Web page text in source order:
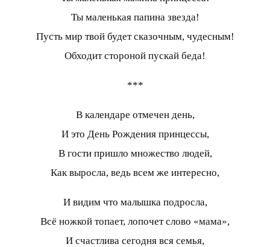
Ты маленькая папина звезда!
Пусть мир твой будет сказочным, чудесным!
Обходит стороной пускай беда!
***
В календаре отмечен день,
И это День Рождения принцессы,
В гости пришло множество людей,
Как выросла, ведь всем же интересно,
И видим что малышка подросла,
Всё ножкой топает, лопочет слово «мама»,
И счастлива сегодня вся семья,